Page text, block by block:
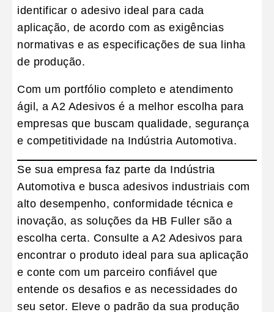
identificar o adesivo ideal para cada
aplicação, de acordo com as exigências
normativas e as especificações de sua linha
de produção.
Com um portfólio completo e atendimento
ágil, a A2 Adesivos é a melhor escolha para
empresas que buscam qualidade, segurança
e competitividade na Indústria Automotiva.
Se sua empresa faz parte da Indústria
Automotiva e busca adesivos industriais com
alto desempenho, conformidade técnica e
inovação, as soluções da HB Fuller são a
escolha certa. Consulte a A2 Adesivos para
encontrar o produto ideal para sua aplicação
e conte com um parceiro confiável que
entende os desafios e as necessidades do
seu setor. Eleve o padrão da sua produção